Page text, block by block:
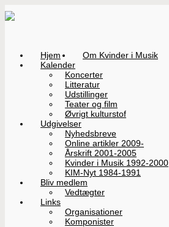
Hjem
Om Kvinder i Musik
Kalender
Koncerter
Litteratur
Udstillinger
Teater og film
Øvrigt kulturstof
Udgivelser
Nyhedsbreve
Online artikler 2009-
Årskrift 2001-2005
Kvinder i Musik 1992-2000
KIM-Nyt 1984-1991
Bliv medlem
Vedtægter
Links
Organisationer
Komponister